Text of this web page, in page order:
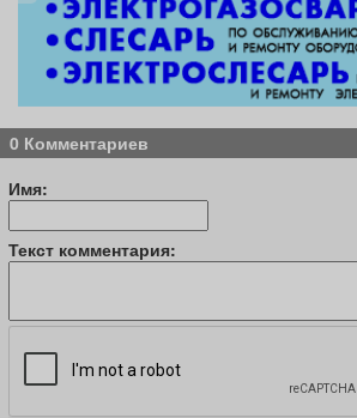
0 Комментариев
Имя:
Текст комментария: